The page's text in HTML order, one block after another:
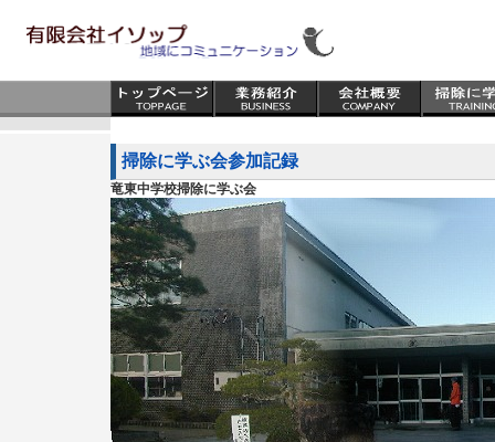
掃除に学ぶ会参加記録
竜東中学校掃除に学ぶ会